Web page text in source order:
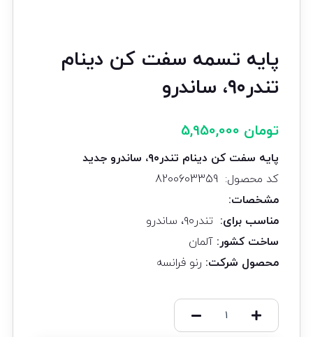
پایه تسمه سفت کن دینام
تندر۹۰، ساندرو
تومان
پایه سفت کن دینام تندر۹۰، ساندرو جدید
کد محصول: 8200603359
مشخصات:
مناسب برای: تندر۹۰، ساندرو
ساخت کشور: آلمان
محصول شرکت: رنو فرانسه